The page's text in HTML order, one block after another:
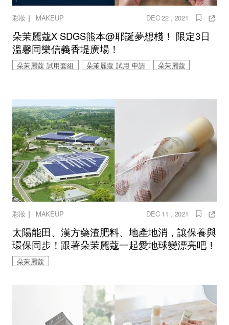
彩妝｜ MAKEUP DEC 22 , 2021
朵茉麗蔻X SDGS熊本@耶誕夢想棧！ 限定3日
溫馨同樂信義香堤廣場！
朵茉麗蔻 試用套組 朵茉麗蔻 試用 申請 朵茉麗蔻
彩妝｜ MAKEUP DEC 11 , 2021
太陽能田、漢方藥渣肥料、地產地消，讓保養與
環保同步！跟著朵茉麗蔻一起愛地球變漂亮吧！
朵茉麗蔻